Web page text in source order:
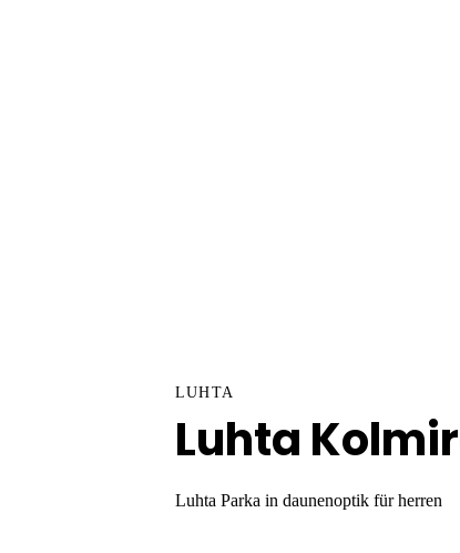
LUHTA
Luhta
Luhta Parka in daunenoptik für herren